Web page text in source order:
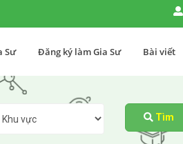
Sư Đăng ký làm Gia Sư Bài viết
Tìm